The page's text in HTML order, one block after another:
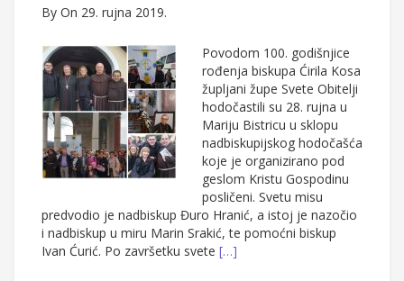
By On 29. rujna 2019.
Povodom 100. godišnjice
rođenja biskupa Ćirila Kosa
župljani župe Svete Obitelji
hodočastili su 28. rujna u
Mariju Bistricu u sklopu
nadbiskupijskog hodočašća
koje je organizirano pod
geslom Kristu Gospodinu
posličeni. Svetu misu
predvodio je nadbiskup Đuro Hranić, a istoj je nazočio
i nadbiskup u miru Marin Srakić, te pomoćni biskup
Ivan Ćurić. Po završetku svete […]